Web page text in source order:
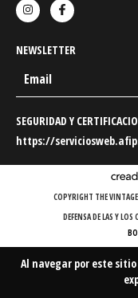
Al navegar por este sitio
NEWSLETTER
SEGURIDAD Y
https://
COPYRIGHT THE
DEFENSA DE LAS Y